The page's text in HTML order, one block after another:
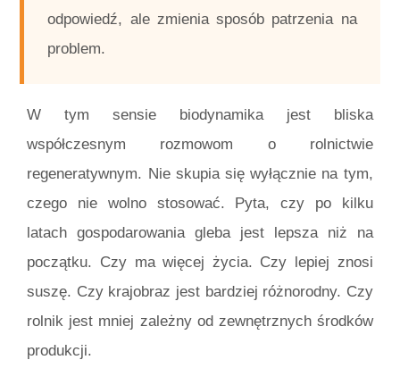
odpowiedź, ale zmienia sposób patrzenia na
problem.
W tym sensie biodynamika jest bliska
współczesnym rozmowom o rolnictwie
regeneratywnym. Nie skupia się wyłącznie na tym,
czego nie wolno stosować. Pyta, czy po kilku
latach gospodarowania gleba jest lepsza niż na
początku. Czy ma więcej życia. Czy lepiej znosi
suszę. Czy krajobraz jest bardziej różnorodny. Czy
rolnik jest mniej zależny od zewnętrznych środków
produkcji.